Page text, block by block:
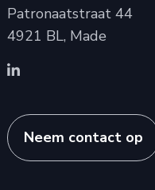
Patronaatstraat 44
4921 BL, Made
Neem contact op